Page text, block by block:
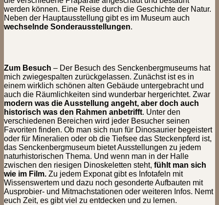
werden können. Eine Reise durch die Geschichte der Natur.
Neben der Hauptausstellung gibt es im Museum auch
wechselnde Sonderausstellungen.
Zum Besuch – Der Besuch des Senckenbergmuseums hat
mich zwiegespalten zurückgelassen. Zunächst ist es in
einem wirklich schönen alten Gebäude untergebracht und
auch die Räumlichkeiten sind wunderbar hergerichtet. Zwar
modern was die Ausstellung angeht, aber doch auch
historisch was den Rahmen anbetrifft. Unter den
verschiedenen Bereichen wird jeder Besucher seinen
Favoriten finden. Ob man sich nun für Dinosaurier begeistert
oder für Mineralien oder ob die Tiefsee das Steckenpferd ist,
das Senckenbergmuseum bietet Ausstellungen zu jedem
naturhistorischen Thema. Und wenn man in der Halle
zwischen den riesigen Dinoskeletten steht, fühlt man sich
wie im Film. Zu jedem Exponat gibt es Infotafeln mit
Wissenswertem und dazu noch gesonderte Aufbauten mit
Ausprobier- und Mitmachstationen oder weiteren Infos. Nemt
euch Zeit, es gibt viel zu entdecken und zu lernen.